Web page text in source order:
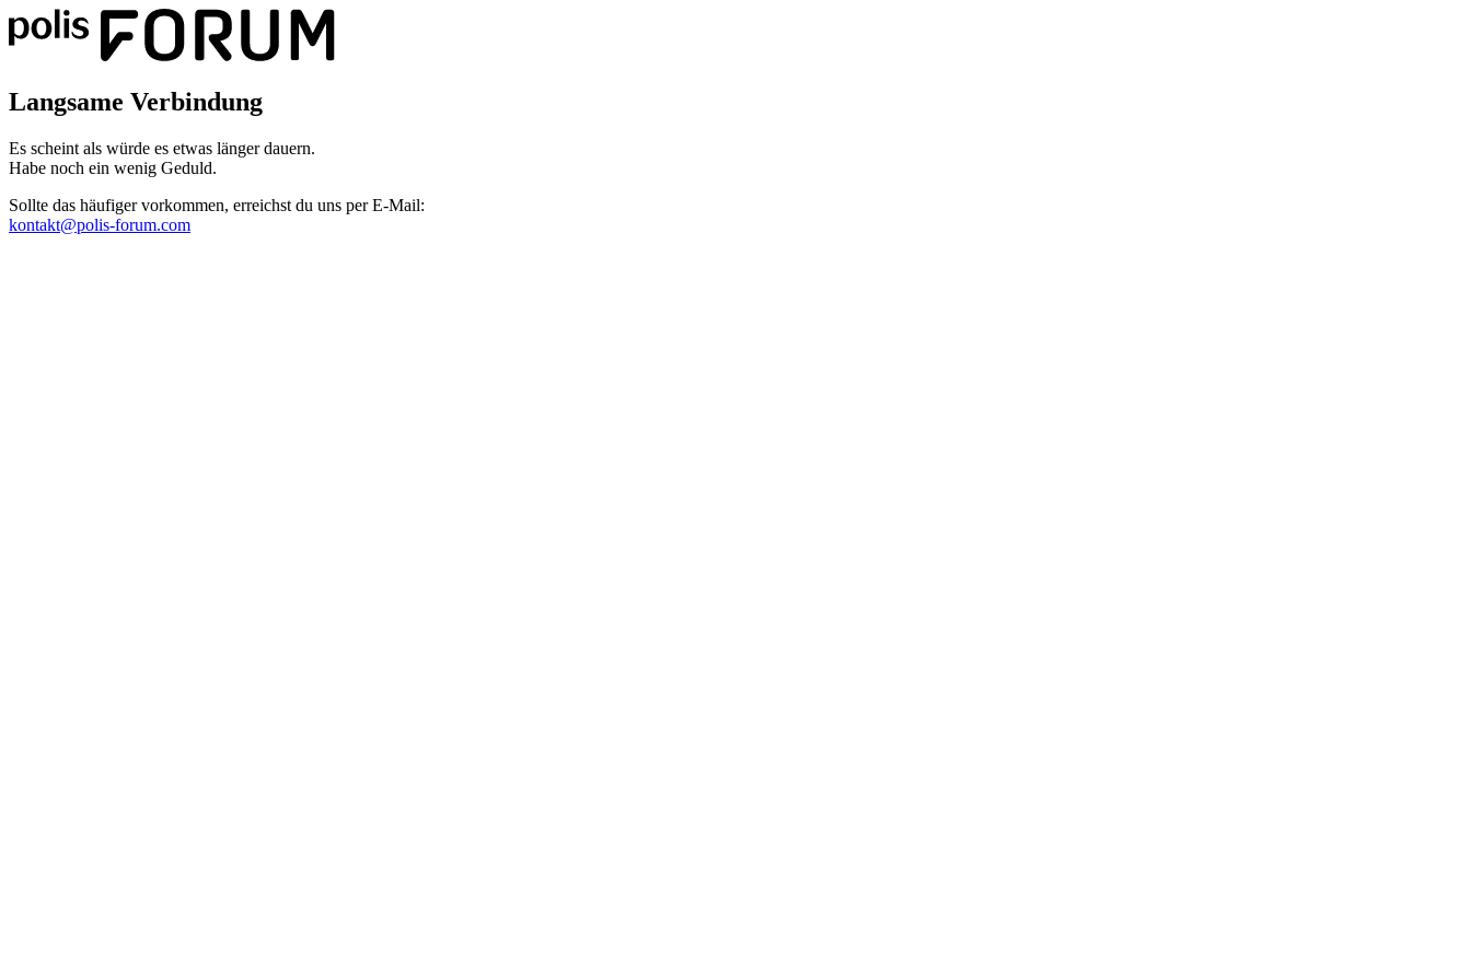
Langsame Verbindung
Es scheint als würde es etwas länger dauern.
Habe noch ein wenig Geduld.
Sollte das häufiger vorkommen, erreichst du uns per E-Mail:
kontakt@polis-forum.com